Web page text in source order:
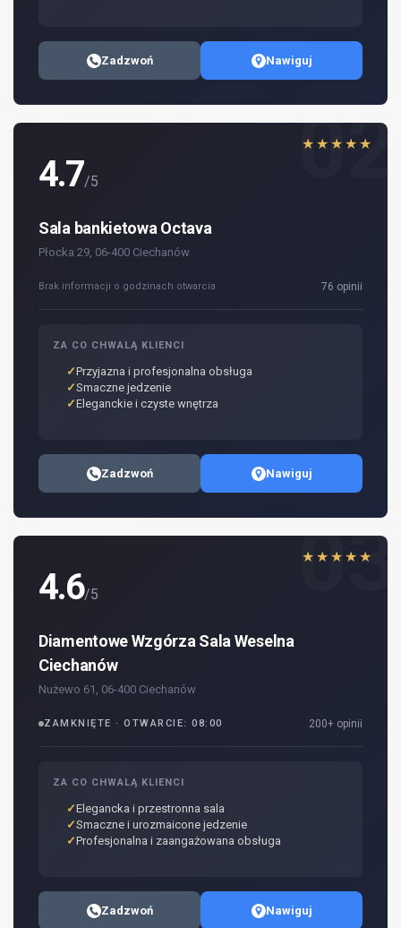
Zadzwoń Nawiguj
02
★★★★★
4.7/5
Sala bankietowa Octava
Płocka 29, 06-400 Ciechanów
Brak informacji o godzinach otwarcia 76 opinii
ZA CO CHWALĄ KLIENCI
Przyjazna i profesjonalna obsługa
Smaczne jedzenie
Eleganckie i czyste wnętrza
Zadzwoń Nawiguj
03
★★★★★
4.6/5
Diamentowe Wzgórza Sala Weselna
Ciechanów
Nużewo 61, 06-400 Ciechanów
ZAMKNIĘTE · OTWARCIE: 08:00 200+ opinii
ZA CO CHWALĄ KLIENCI
Elegancka i przestronna sala
Smaczne i urozmaicone jedzenie
Profesjonalna i zaangażowana obsługa
Zadzwoń Nawiguj